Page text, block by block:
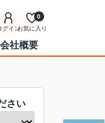
グインお気に入り
0
会社概要
さい